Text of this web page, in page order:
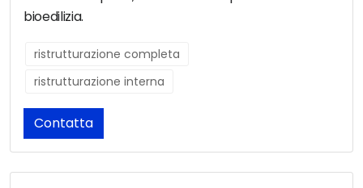
bioedilizia.
ristrutturazione completa
ristrutturazione interna
Contatta